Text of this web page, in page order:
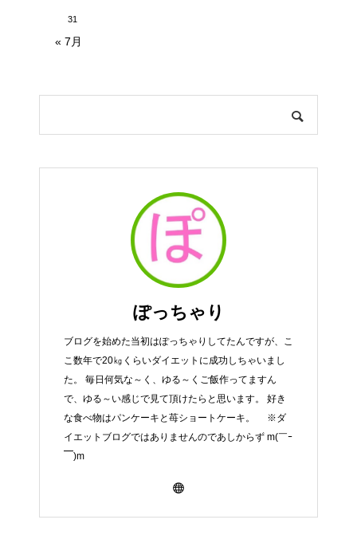
31
« 7月
ぽっちゃり
ブログを始めた当初はぽっちゃりしてたんですが、こ
こ数年で20㎏くらいダイエットに成功しちゃいまし
た。 毎日何気な～く、ゆる～くご飯作ってますん
で、ゆる～い感じで見て頂けたらと思います。 好き
な食べ物はパンケーキと苺ショートケーキ。 ※ダ
イエットブログではありませんのであしからず m(￣ｰ
￣)m